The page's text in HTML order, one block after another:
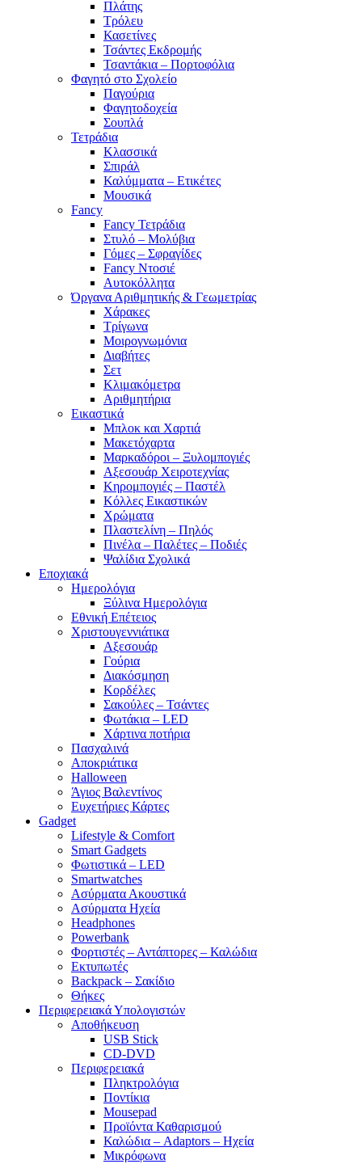
Πλάτης
Τρόλευ
Κασετίνες
Τσάντες Εκδρομής
Τσαντάκια – Πορτοφόλια
Φαγητό στο Σχολείο
Παγούρια
Φαγητοδοχεία
Σουπλά
Τετράδια
Κλασσικά
Σπιράλ
Καλύμματα – Ετικέτες
Μουσικά
Fancy
Fancy Τετράδια
Στυλό – Μολύβια
Γόμες – Σφραγίδες
Fancy Ντοσιέ
Αυτοκόλλητα
Όργανα Αριθμητικής & Γεωμετρίας
Χάρακες
Τρίγωνα
Mοιρογνωμόνια
Διαβήτες
Σετ
Κλιμακόμετρα
Αριθμητήρια
Εικαστικά
Μπλοκ και Χαρτιά
Μακετόχαρτα
Μαρκαδόροι – Ξυλομπογιές
Αξεσουάρ Χειροτεχνίας
Κηρομπογιές – Παστέλ
Κόλλες Εικαστικών
Χρώματα
Πλαστελίνη – Πηλός
Πινέλα – Παλέτες – Ποδιές
Ψαλίδια Σχολικά
Εποχιακά
Ημερολόγια
Ξύλινα Ημερολόγια
Εθνική Επέτειος
Χριστουγεννιάτικα
Αξεσουάρ
Γούρια
Διακόσμηση
Κορδέλες
Σακούλες – Τσάντες
Φωτάκια – LED
Χάρτινα ποτήρια
Πασχαλινά
Αποκριάτικα
Halloween
Άγιος Βαλεντίνος
Ευχετήριες Κάρτες
Gadget
Lifestyle & Comfort
Smart Gadgets
Φωτιστικά – LED
Smartwatches
Ασύρματα Ακουστικά
Ασύρματα Ηχεία
Headphones
Powerbank
Φορτιστές – Αντάπτορες – Καλώδια
Εκτυπωτές
Backpack – Σακίδιο
Θήκες
Περιφερειακά Υπολογιστών
Αποθήκευση
USB Stick
CD-DVD
Περιφερειακά
Πληκτρολόγια
Ποντίκια
Mousepad
Προϊόντα Καθαρισμού
Καλώδια – Adaptors – Ηχεία
Μικρόφωνα